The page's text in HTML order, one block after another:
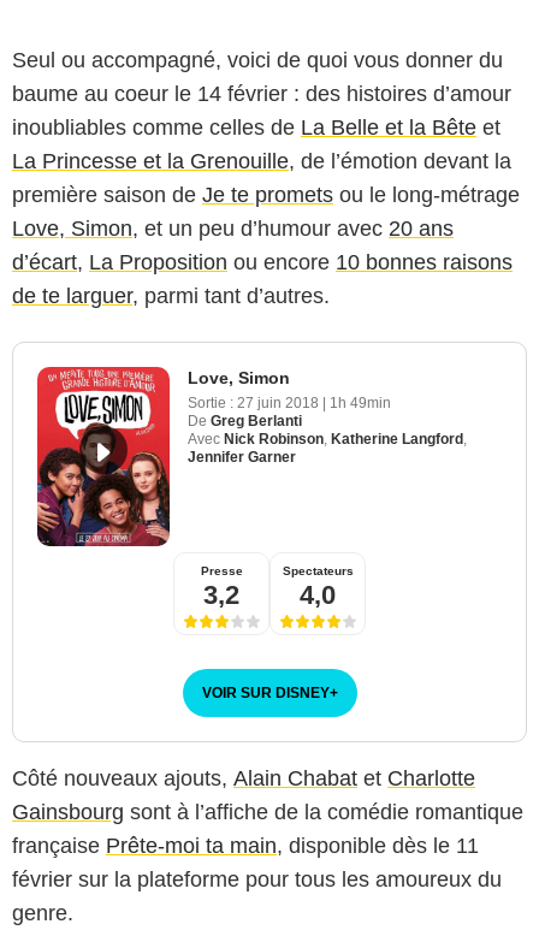
Seul ou accompagné, voici de quoi vous donner du
baume au coeur le 14 février : des histoires d’amour
inoubliables comme celles de La Belle et la Bête et
La Princesse et la Grenouille, de l’émotion devant la
première saison de Je te promets ou le long-métrage
Love, Simon, et un peu d’humour avec 20 ans
d’écart, La Proposition ou encore 10 bonnes raisons
de te larguer, parmi tant d’autres.
Love, Simon
Sortie : 27 juin 2018 | 1h 49min
De Greg Berlanti
Avec Nick Robinson Katherine Langford
Jennifer Garner
Presse
3,2
Spectateurs
4,0
VOIR SUR DISNEY+
Côté nouveaux ajouts, Alain Chabat et Charlotte
Gainsbourg sont à l’affiche de la comédie romantique
française Prête-moi ta main, disponible dès le 11
février sur la plateforme pour tous les amoureux du
genre.